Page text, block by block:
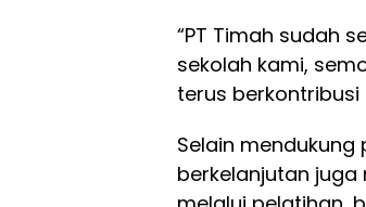
“PT Timah sudah
sekolah kami,
terus
Selain mendukung
berkelanjutan